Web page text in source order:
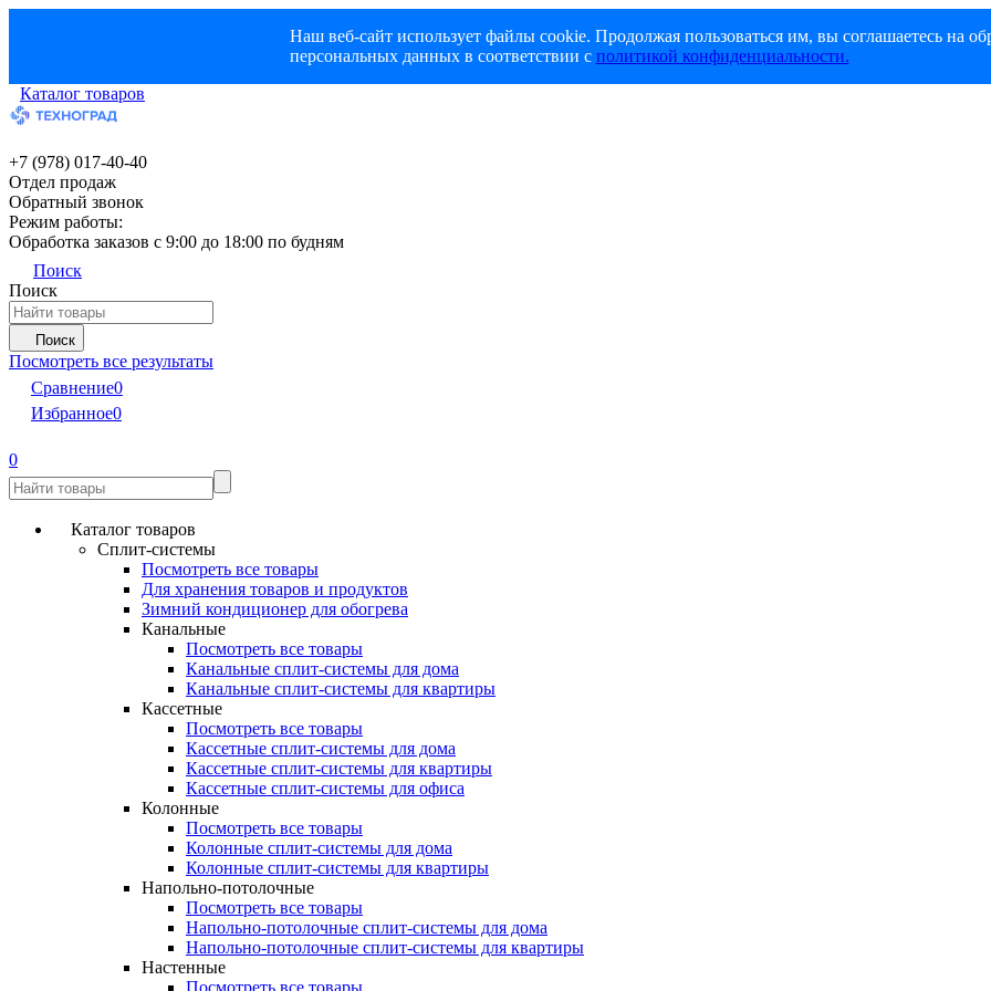
Наш веб-сайт использует файлы cookie. Продолжая пользоваться им, вы соглашаетесь на
персональных данных в соответствии с политикой конфиденциальности.
Каталог товаров
+7 (978) 017-40-40
Отдел продаж
Обратный звонок
Режим работы:
Обработка заказов с 9:00 до 18:00 по будням
Поиск
Поиск
Поиск
Посмотреть все результаты
Сравнение0
Избранное0
0
Каталог товаров
Сплит-системы
Посмотреть все товары
Для хранения товаров и продуктов
Зимний кондиционер для обогрева
Канальные
Посмотреть все товары
Канальные сплит-системы для дома
Канальные сплит-системы для квартиры
Кассетные
Посмотреть все товары
Кассетные сплит-системы для дома
Кассетные сплит-системы для квартиры
Кассетные сплит-системы для офиса
Колонные
Посмотреть все товары
Колонные сплит-системы для дома
Колонные сплит-системы для квартиры
Напольно-потолочные
Посмотреть все товары
Напольно-потолочные сплит-системы для дома
Напольно-потолочные сплит-системы для квартиры
Настенные
Посмотреть все товары